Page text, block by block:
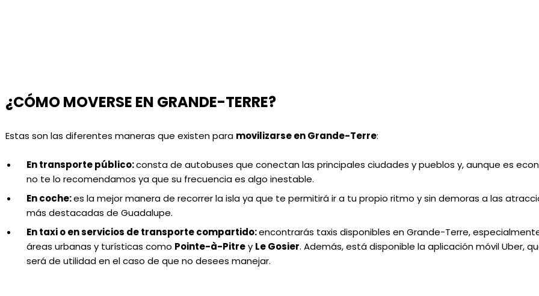
¿CÓMO MOVERSE EN GRANDE-TERRE?
Estas son las diferentes maneras que existen para movilizarse en Grande-Terre:
En transporte público:consta de autobuses que conectan las principales ciudades y pueblos y, aunque es
no te lo recomendamos ya que su frecuencia es algo inestable.
En coche:es la mejor manera de recorrer la isla ya que te permitirá ir a tu propio ritmo y sin demoras a las
más destacadas de Guadalupe.
En taxi o en servicios de transporte compartido:encontrarás taxis disponibles en Grande-Terre,
áreas urbanas y turísticas como Pointe-à-Pitrey Le Gosier. Además, está disponible la aplicación móvil Uber,
será de utilidad en el caso de que no desees manejar.